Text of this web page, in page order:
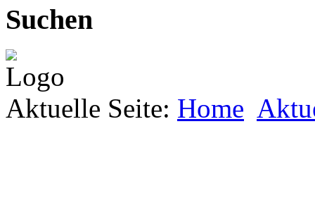
Suchen
Aktuelle Seite: Home